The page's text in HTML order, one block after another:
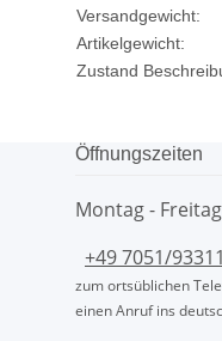
Versandgewicht:
Artikelgewicht:
Zustand
Öffnungszeiten
Montag -
+49 7051/
zum ortsüblichen
einen Anruf ins